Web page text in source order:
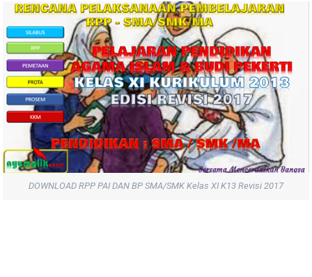
DOWNLOAD RPP PAI DAN BP SMA/SMK Kelas XI K13 Revisi 2017